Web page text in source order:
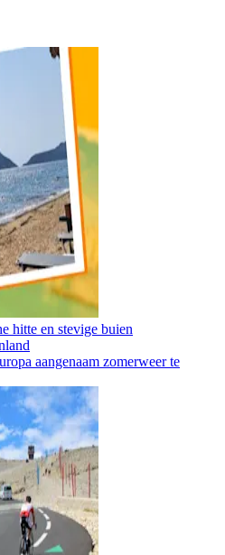
hitte en stevige buien
aangenaam zomerweer te